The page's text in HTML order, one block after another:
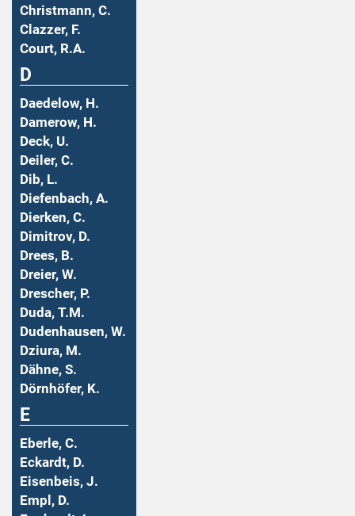
Christmann, C.
Clazzer, F.
Court, R.A.
D
Daedelow, H.
Damerow, H.
Deck, U.
Deiler, C.
Dib, L.
Diefenbach, A.
Dierken, C.
Dimitrov, D.
Drees, B.
Dreier, W.
Drescher, P.
Duda, T.M.
Dudenhausen, W.
Dziura, M.
Dähne, S.
Dörnhöfer, K.
E
Eberle, C.
Eckardt, D.
Eisenbeis, J.
Empl, D.